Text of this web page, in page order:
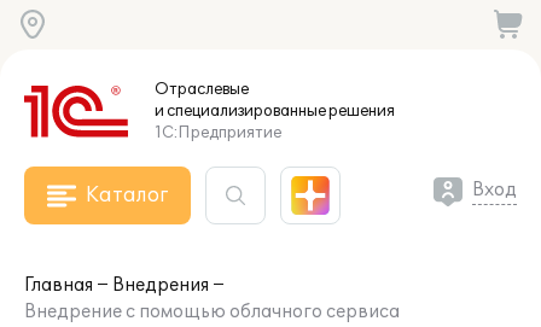
Отраслевые
и специализированныерешения
1С:Предприятие
Каталог Вход
Главная
Внедрения
Внедрение с помощью облачного сервиса